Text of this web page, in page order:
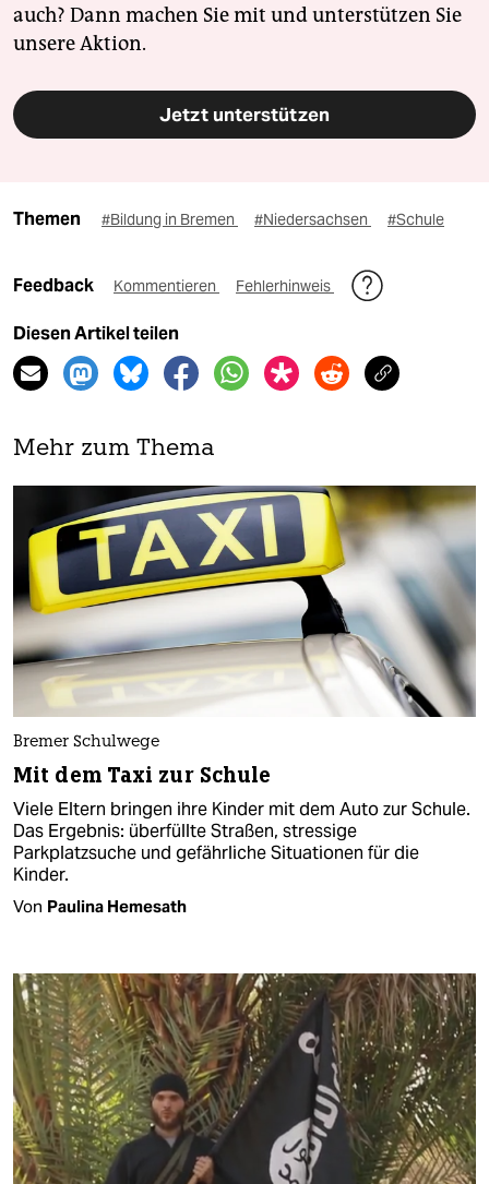
auch? Dann machen Sie mit und unterstützen Sie
unsere Aktion.
Jetzt unterstützen
Themen #Bildung in Bremen #Niedersachsen #Schule
Feedback Kommentieren Fehlerhinweis
Diesen Artikel teilen
Mehr zum Thema
Bremer Schulwege
Mit dem Taxi zur Schule
Viele Eltern bringen ihre Kinder mit dem Auto zur Schule.
Das Ergebnis: überfüllte Straßen, stressige
Parkplatzsuche und gefährliche Situationen für die
Kinder.
Von Paulina Hemesath